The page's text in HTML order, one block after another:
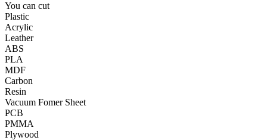
You can cut
Plastic
Acrylic
Leather
ABS
PLA
MDF
Carbon
Resin
Vacuum Fomer Sheet
PCB
PMMA
Plywood